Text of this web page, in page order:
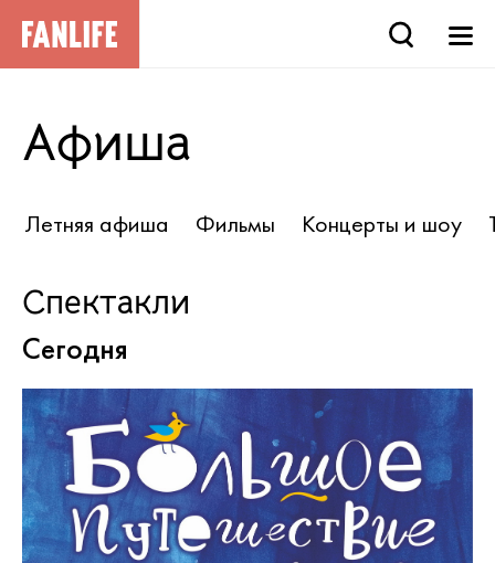
Афиша
Летняя афиша Фильмы Концерты и шоу
Спектакли
Сегодня